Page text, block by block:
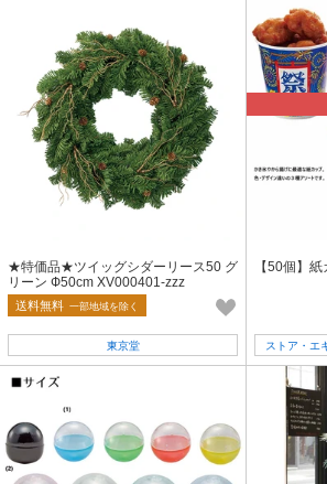
★特価品★ツイッグシダーリース50 グ
リーン Ф50cm XV000401-zzz
送料無料 一部地域を除く
東京堂
【50個】
ストア・エ